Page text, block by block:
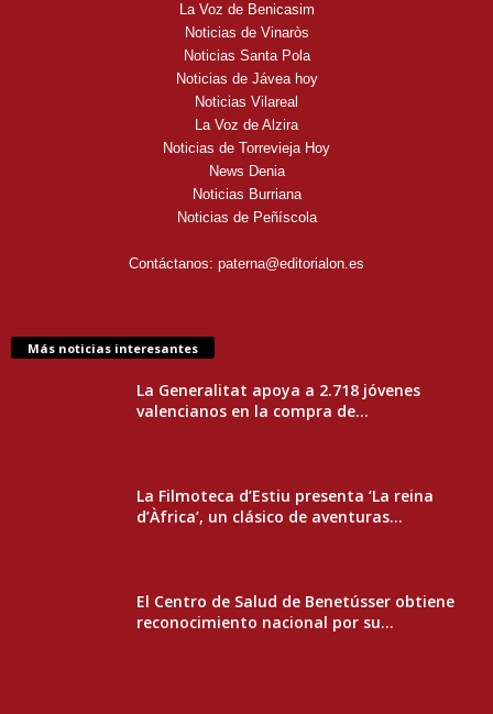
La Voz de Benicasim
Noticias de Vinaròs
Noticias Santa Pola
Noticias de Jávea hoy
Noticias Vilareal
La Voz de Alzira
Noticias de Torrevieja Hoy
News Denia
Noticias Burriana
Noticias de Peñíscola
Contáctanos: paterna@editorialon.es
Más noticias interesantes
La Generalitat apoya a 2.718 jóvenes
valencianos en la compra de...
La Filmoteca d’Estiu presenta ‘La reina
d’Àfrica’, un clásico de aventuras...
El Centro de Salud de Benetússer obtiene
reconocimiento nacional por su...